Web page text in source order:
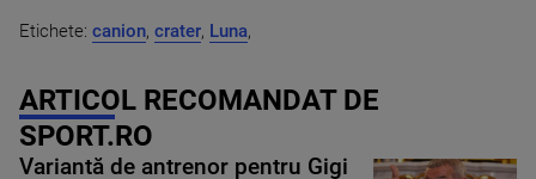
Etichete: canion, crater, Luna,
ARTICOL RECOMANDAT DE
SPORT.RO
Variantă de antrenor pentru Gigi